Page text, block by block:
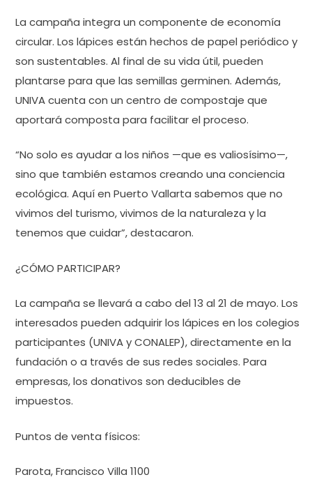
La campaña integra un componente de economía
circular. Los lápices están hechos de papel periódico y
son sustentables. Al final de su vida útil, pueden
plantarse para que las semillas germinen. Además,
UNIVA cuenta con un centro de compostaje que
aportará composta para facilitar el proceso.
“No solo es ayudar a los niños —que es valiosísimo—,
sino que también estamos creando una conciencia
ecológica. Aquí en Puerto Vallarta sabemos que no
vivimos del turismo, vivimos de la naturaleza y la
tenemos que cuidar”, destacaron.
¿CÓMO PARTICIPAR?
La campaña se llevará a cabo del 13 al 21 de mayo. Los
interesados pueden adquirir los lápices en los colegios
participantes (UNIVA y CONALEP), directamente en la
fundación o a través de sus redes sociales. Para
empresas, los donativos son deducibles de
impuestos.
Puntos de venta físicos:
Parota, Francisco Villa 1100